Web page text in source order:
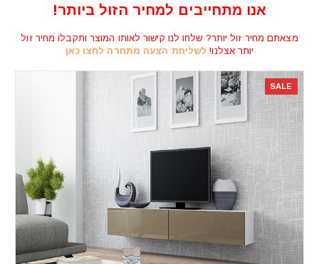
אנו מתחייבים למחיר הזול ביותר!
מצאתם מחיר זול יותר? שלחו לנו קישור לאותו המוצר ותקבלו מחיר זול
יותר אצלנו! לשליחת הצעה מתחרה לחצו כאן
SALE